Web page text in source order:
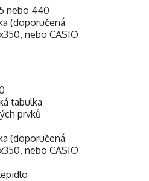
nebo 440
(doporučená
nebo CASIO
tabulka
prvků
(doporučená
nebo CASIO